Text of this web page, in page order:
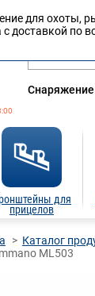
Оплата
Снаряжение
для
прицелов
для охоты,
с доставкой по
Каталог
ML503